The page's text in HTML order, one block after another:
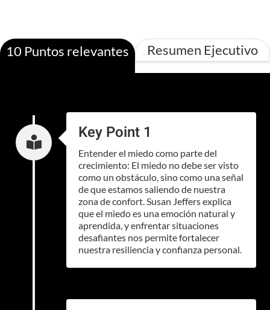
10 Puntos relevantes Resumen Ejecutivo
 Key Point 1
Entender el miedo como parte del
crecimiento: El miedo no debe ser visto
como un obstáculo, sino como una señal
de que estamos saliendo de nuestra
zona de confort. Susan Jeffers explica
que el miedo es una emoción natural y
aprendida, y enfrentar situaciones
desafiantes nos permite fortalecer
nuestra resiliencia y confianza personal.